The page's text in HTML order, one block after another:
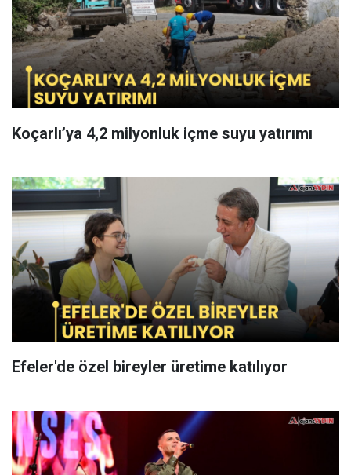
Koçarlı’ya 4,2 milyonluk içme suyu yatırımı
Efeler'de özel bireyler üretime katılıyor